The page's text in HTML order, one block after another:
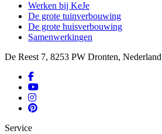
Werken bij KeJe
De grote tuinverbouwing
De grote huisverbouwing
Samenwerkingen
De Reest 7, 8253 PW Dronten, Nederland
Service